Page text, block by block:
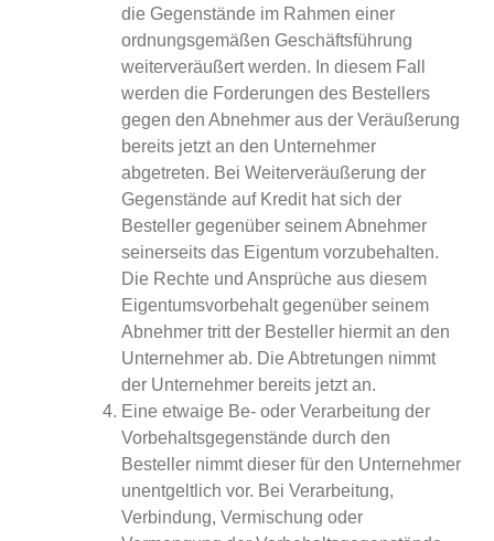
die Gegenstände im Rahmen einer
ordnungsgemäßen Geschäftsführung
weiterveräußert werden. In diesem Fall
werden die Forderungen des Bestellers
gegen den Abnehmer aus der Veräußerung
bereits jetzt an den Unternehmer
abgetreten. Bei Weiterveräußerung der
Gegenstände auf Kredit hat sich der
Besteller gegenüber seinem Abnehmer
seinerseits das Eigentum vorzubehalten.
Die Rechte und Ansprüche aus diesem
Eigentumsvorbehalt gegenüber seinem
Abnehmer tritt der Besteller hiermit an den
Unternehmer ab. Die Abtretungen nimmt
der Unternehmer bereits jetzt an.
Eine etwaige Be- oder Verarbeitung der
Vorbehaltsgegenstände durch den
Besteller nimmt dieser für den Unternehmer
unentgeltlich vor. Bei Verarbeitung,
Verbindung, Vermischung oder